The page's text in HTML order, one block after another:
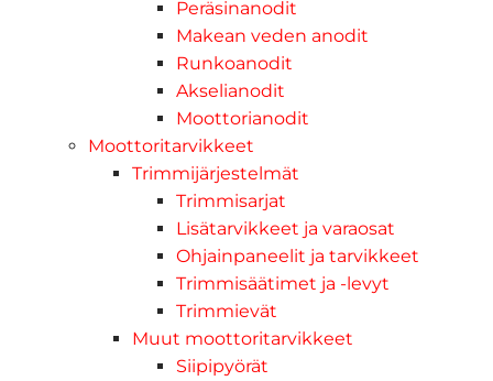
Peräsinanodit
Makean veden anodit
Runkoanodit
Akselianodit
Moottorianodit
Moottoritarvikkeet
Trimmijärjestelmät
Trimmisarjat
Lisätarvikkeet ja varaosat
Ohjainpaneelit ja tarvikkeet
Trimmisäätimet ja -levyt
Trimmievät
Muut moottoritarvikkeet
Siipipyörät